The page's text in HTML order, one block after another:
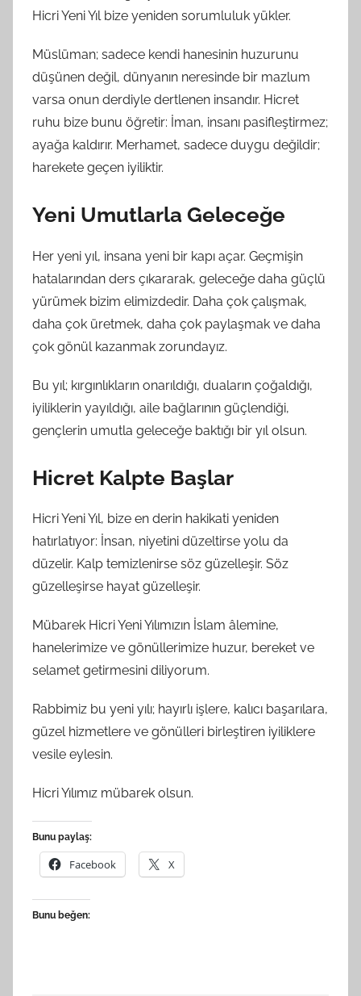
Hicri Yeni Yıl bize yeniden sorumluluk yükler.
Müslüman; sadece kendi hanesinin huzurunu
düşünen değil, dünyanın neresinde bir mazlum
varsa onun derdiyle dertlenen insandır. Hicret
ruhu bize bunu öğretir: İman, insanı pasifleştirmez;
ayağa kaldırır. Merhamet, sadece duygu değildir;
harekete geçen iyiliktir.
Yeni Umutlarla Geleceğe
Her yeni yıl, insana yeni bir kapı açar. Geçmişin
hatalarından ders çıkararak, geleceğe daha güçlü
yürümek bizim elimizdedir. Daha çok çalışmak,
daha çok üretmek, daha çok paylaşmak ve daha
çok gönül kazanmak zorundayız.
Bu yıl; kırgınlıkların onarıldığı, duaların çoğaldığı,
iyiliklerin yayıldığı, aile bağlarının güçlendiği,
gençlerin umutla geleceğe baktığı bir yıl olsun.
Hicret Kalpte Başlar
Hicri Yeni Yıl, bize en derin hakikati yeniden
hatırlatıyor: İnsan, niyetini düzeltirse yolu da
düzelir. Kalp temizlenirse söz güzelleşir. Söz
güzelleşirse hayat güzelleşir.
Mübarek Hicri Yeni Yılımızın İslam âlemine,
hanelerimize ve gönüllerimize huzur, bereket ve
selamet getirmesini diliyorum.
Rabbimiz bu yeni yılı; hayırlı işlere, kalıcı başarılara,
güzel hizmetlere ve gönülleri birleştiren iyiliklere
vesile eylesin.
Hicri Yılımız mübarek olsun.
Bunu paylaş:
Facebook X
Bunu beğen: